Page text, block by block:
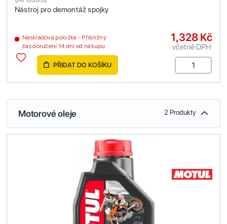
Nástroj pro demontáž spojky
Neskladová položka - Přibližný
čas doručení 14 dní od nákupu
1,328 Kč
včetně DPH
PŘIDAT DO KOŠÍKU
Motorové oleje 2 Produkty